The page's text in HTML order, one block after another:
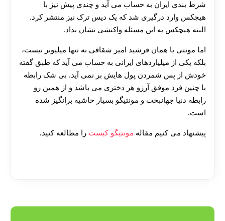
شرط بندی ایران به حساب می آید و چندی پیش نیز با
هیچکس وارد درگیری شد که یک دیس ترک نیز منتشر کرد.
البته هیچکس به این مسئله واکنشی نشان نداد.
اما مونتی یا همان فرشید امیر شقاقی نه تنها میلیونر نیست،
بلکه یکی از میلیاردهای ایرانی به حساب می آید که طبق گفته
خودش از پس شمردن پول هایش بر نمی آید. بی شک رابطه
با چنین فرد موفق آرزو هر دختری می باشد و از همین رو
رابطه دنیا جهانبخت و مونتیگو بسیار حاشیه برانگیز شده
است.
پیشنهاد می کنیم مقاله مونتیگو کیست را مطالعه کنید.